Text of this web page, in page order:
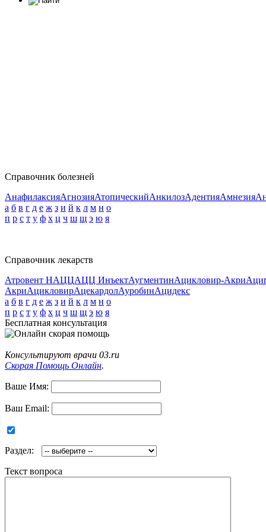
Справочник болезней
АнафилаксияАгнозияАтопическийАнкилозАдентияАмнезия
а б в г д е ж з и й к л м н о
п р с т у ф х ц ч ш щ э ю я
Справочник лекарств
Атровент НАЦЦАЦЦ ИнъектАугментинАцикловир-Акри
АкриАцикловирАцекардолАуробинАцидекс
а б в г д е ж з и й к л м н о
п р с т у ф х ц ч ш щ э ю я
Бесплатная консультация
Консультируют врачи 03.ru
Скорая Помощь Онлайн.
Ваше Имя:
Ваш Email:
Раздел:
Текст вопроса